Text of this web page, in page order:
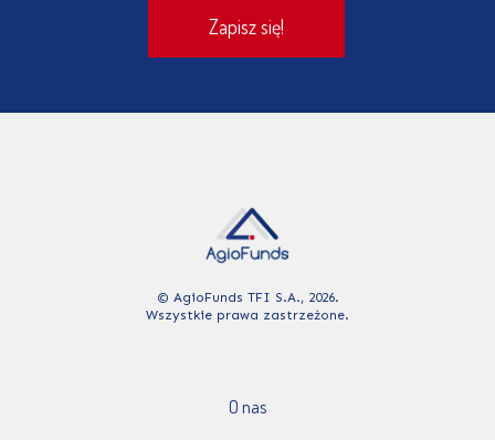
© AgioFunds TFI S.A., 2026.
Wszystkie prawa zastrzeżone.
O nas